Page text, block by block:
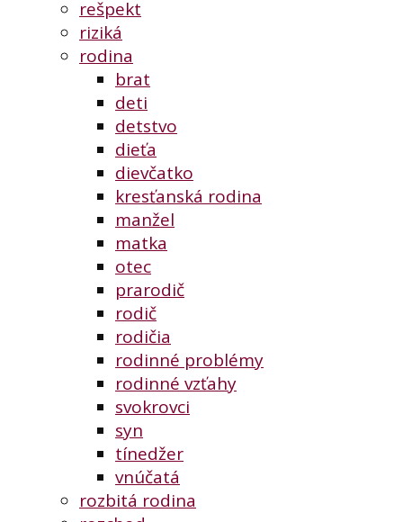
rešpekt
riziká
rodina
brat
deti
detstvo
dieťa
dievčatko
kresťanská rodina
manžel
matka
otec
prarodič
rodič
rodičia
rodinné problémy
rodinné vzťahy
svokrovci
syn
tínedžer
vnúčatá
rozbitá rodina